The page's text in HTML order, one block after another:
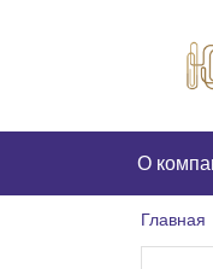
О
Главная